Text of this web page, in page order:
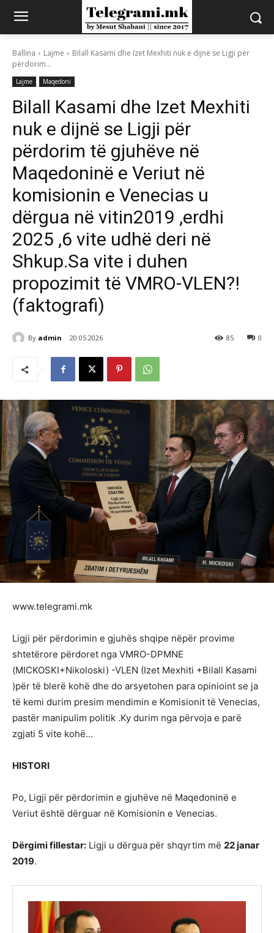
Ballina Lajme
Bilall Kasami dhe Izet Mexhiti nuk e dijnë se Ligji për
përdorim...
Lajme Maqedoni
Bilall Kasami dhe Izet Mexhiti
nuk e dijnë se Ligji për
përdorim të gjuhëve në
Maqedoninë e Veriut në
komisionin e Venecias u
dërgua në vitin2019 ,erdhi
2025 ,6 vite udhë deri në
Shkup.Sa vite i duhen
propozimit të VMRO-VLEN?!
(faktografi)
By admin 20.05.2026 0
85
www.telegrami.mk
Ligji për përdorimin e gjuhës shqipe nëpër provime
shtetërore përdoret nga VMRO-DPMNE
(MICKOSKI+Nikoloski) -VLEN (Izet Mexhiti +Bilall Kasami
)për të blerë kohë dhe do arsyetohen para opinioint se ja
të kemi durim presim mendimin e Komisionit të Venecias,
pastër manipulim politik .Ky durim nga përvoja e parë
zgjati 5 vite kohë…
HISTORI
Po, Ligji për përdorimin e gjuhëve në Maqedoninë e
Veriut është dërguar në Komisionin e Venecias.
Dërgimi fillestar: Ligji u dërgua për shqyrtim më 22 janar
2019.